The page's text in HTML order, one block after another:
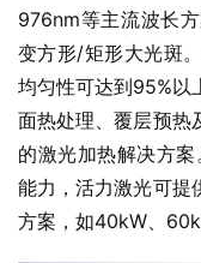
976nm等主流波长
变方形/矩形大光斑
均匀性可达到95%以
面热处理、覆层预热
的激光加热解决方
能力，活力激光可提
方案，如40kW、